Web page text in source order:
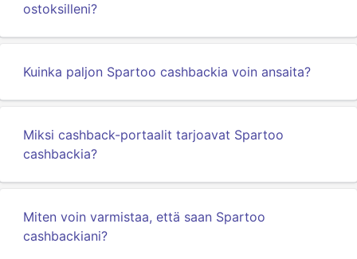
ostoksilleni?
Kuinka paljon Spartoo cashbackia voin ansaita?
Miksi cashback-portaalit tarjoavat Spartoo
cashbackia?
Miten voin varmistaa, että saan Spartoo
cashbackiani?